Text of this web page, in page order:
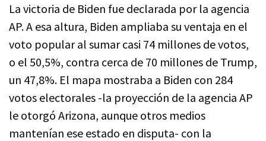
La victoria de Biden fue declarada por la agencia
AP. A esa altura, Biden ampliaba su ventaja en el
voto popular al sumar casi 74 millones de votos,
o el 50,5%, contra cerca de 70 millones de Trump,
un 47,8%. El mapa mostraba a Biden con 284
votos electorales -la proyección de la agencia AP
le otorgó Arizona, aunque otros medios
mantenían ese estado en disputa- con la